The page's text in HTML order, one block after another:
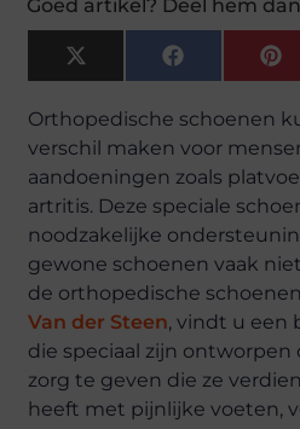
Goed artikel? Deel hem
X
(Twitter)
Facebook
Orthopedische schoenen
verschil maken voor
aandoeningen zoals
artritis. Deze speciale
noodzakelijke
gewone schoenen vaak
de orthopedische
Van der Steen, vindt u een
die speciaal zijn
zorg te geven die ze
heeft met pijnlijke voeten,